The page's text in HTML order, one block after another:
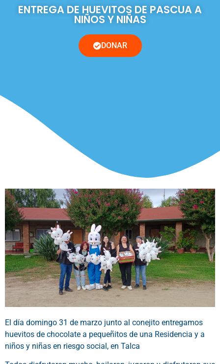
ENTREGA DE HUEVITOS DE PASCUA A
NIÑOS Y NIÑAS
DONAR
El día domingo 31 de marzo junto al conejito entregamos
huevitos de chocolate a pequeñitos de una Residencia y a
niños y niñas en riesgo social, en Talca